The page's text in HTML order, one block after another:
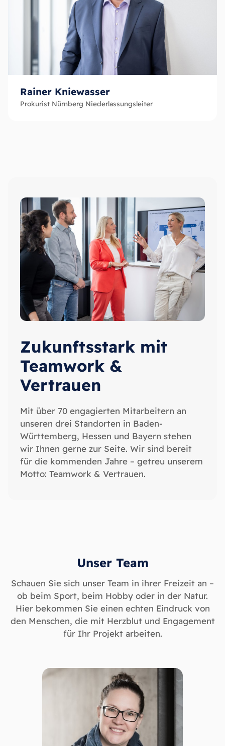
Rainer Kniewasser
Prokurist Nürnberg Niederlassungsleiter
Zukunftsstark mit
Teamwork &
Vertrauen
Mit über 70 engagierten Mitarbeitern an
unseren drei Standorten in Baden-
Württemberg, Hessen und Bayern stehen
wir Ihnen gerne zur Seite. Wir sind bereit
für die kommenden Jahre – getreu unserem
Motto: Teamwork & Vertrauen.
Unser Team
Schauen Sie sich unser Team in ihrer Freizeit an –
ob beim Sport, beim Hobby oder in der Natur.
Hier bekommen Sie einen echten Eindruck von
den Menschen, die mit Herzblut und Engagement
für Ihr Projekt arbeiten.